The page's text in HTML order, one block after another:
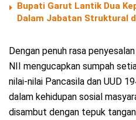
Bupati Garut Lantik Dua
Dalam Jabatan Struktural
Dengan penuh rasa
NII mengucapkan sumpah
nilai-nilai Pancasila dan UUD
dalam kehidupan sosial
disambut dengan tepuk